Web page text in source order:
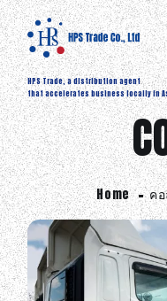
HPS Trade, a distribution agent
that accelerates business locally in
Home ค